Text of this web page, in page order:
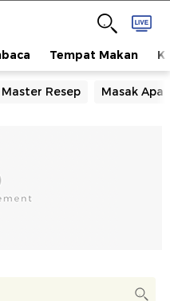
Tempat Makan
Master Resep Masak Apa